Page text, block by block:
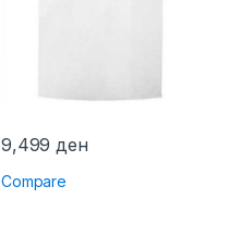
9,499 ден
Compare